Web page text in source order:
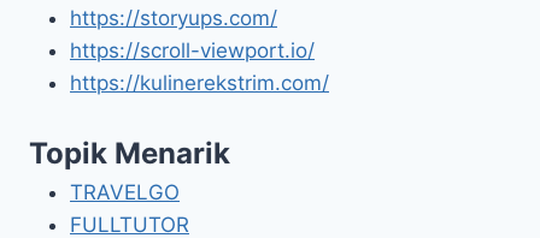
https://storyups.com/
https://scroll-viewport.io/
https://kulinerekstrim.com/
Topik Menarik
TRAVELGO
FULLTUTOR